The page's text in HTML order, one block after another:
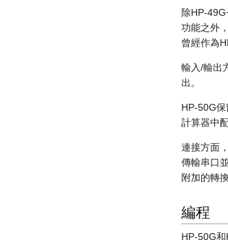
除HP-
功能之外
曾經作為
輸入/輸出
出。
HP-50G
計算器中配
連接方面
傳輸串口
附加的轉
編程
HP-50G